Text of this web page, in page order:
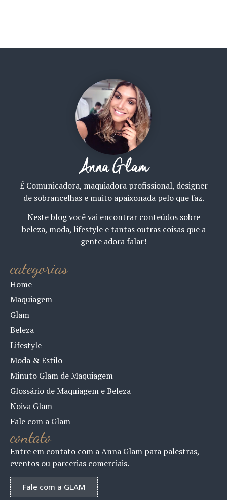
Anna Glam
É Comunicadora, maquiadora profissional, designer
de sobrancelhas e muito apaixonada pelo que faz.
Neste blog você vai encontrar conteúdos sobre
beleza, moda, lifestyle e tantas outras coisas que a
gente adora falar!
categorias
Home
Maquiagem
Glam
Beleza
Lifestyle
Moda & Estilo
Minuto Glam de Maquiagem
Glossário de Maquiagem e Beleza
Noiva Glam
Fale com a Glam
contato
Entre em contato com a Anna Glam para palestras,
eventos ou parcerias comerciais.
Fale com a GLAM